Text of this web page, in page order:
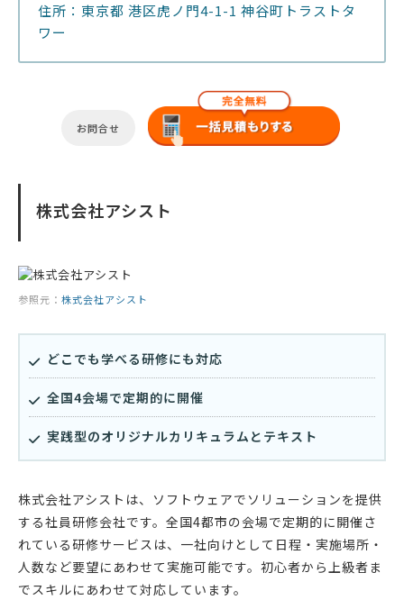
住所：東京都 港区虎ノ門4-1-1 神谷町トラストタ
ワー
お問合せ
株式会社アシスト
参照元： 株式会社アシスト
どこでも学べる研修にも対応
全国4会場で定期的に開催
実践型のオリジナルカリキュラムとテキスト
株式会社アシストは、ソフトウェアでソリューションを提供
する社員研修会社です。全国4都市の会場で定期的に開催さ
れている研修サービスは、一社向けとして日程・実施場所・
人数など要望にあわせて実施可能です。初心者から上級者ま
でスキルにあわせて対応しています。